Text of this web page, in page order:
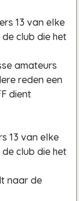
13 van elke
club die het
amateurs
reden een
dient
13 van elke
club die het
naar de